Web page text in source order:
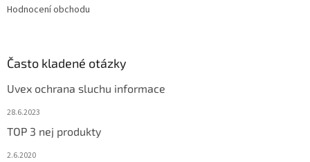
Hodnocení obchodu
Často kladené otázky
Uvex ochrana sluchu informace
28.6.2023
TOP 3 nej produkty
2.6.2020